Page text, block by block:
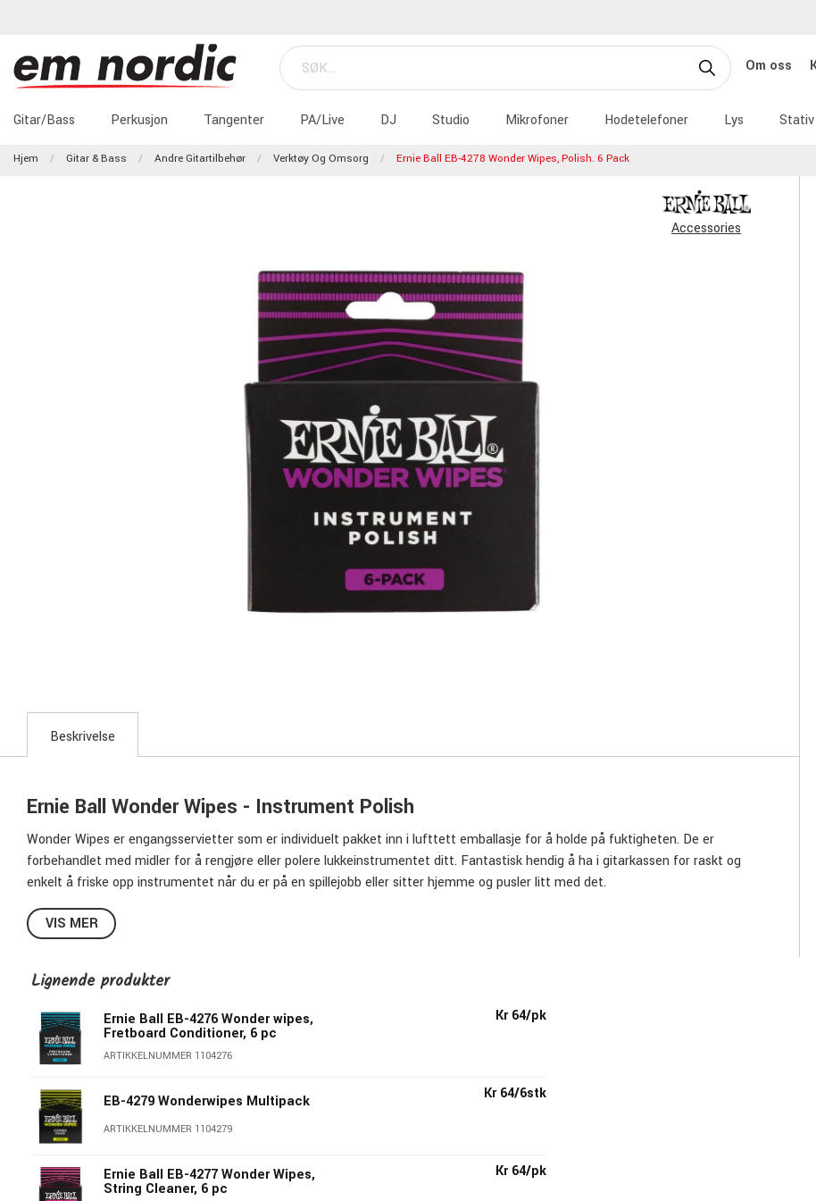
Om oss
Gitar/Bass Perkusjon Tangenter PA/Live DJ Studio Mikrofoner Hodetelefoner Lys Stativ
Hjem Gitar & Bass Andre Gitartilbehør Verktøy Og Omsorg Ernie Ball EB-4278 Wonder Wipes, Polish. 6 Pack
Accessories
Beskrivelse
Ernie Ball Wonder Wipes - Instrument Polish
Wonder Wipes er engangsservietter som er individuelt pakket inn i lufttett emballasje for å holde på fuktigheten. De er
forbehandlet med midler for å rengjøre eller polere lukkeinstrumentet ditt. Fantastisk hendig å ha i gitarkassen for raskt og
enkelt å friske opp instrumentet når du er på en spillejobb eller sitter hjemme og pusler litt med det.
Her er en pakke med 6 Wonder Wipes
Ernie Ball - Mer enn bare strenger
Ernie Ball er mest kjent for sine fantastiske strenger, men de har så mye mer i sitt utvalg. De produserer pedaler, plektre, kabler,
skulderstropper og annet utrolig nyttig tilbehør som forenkler hverdagen for en gitarist. Alt er nøye gjennomtenkt og av utrolig
høy kvalitet.
Ernie Ball regnes i dag som en av de største revolusjonærene når det kommer til gitartilbehør og strenger. Sherwood Roland Ball
VIS MER
Lignende produkter
Ernie Ball EB-4276 Wonder wipes,
Fretboard Conditioner, 6 pc
ARTIKKELNUMMER 1104276
Kr 64/pk
EB-4279 Wonderwipes Multipack
ARTIKKELNUMMER 1104279
Kr 64/6stk
Ernie Ball EB-4277 Wonder Wipes,
String Cleaner, 6 pc
Kr 64/pk